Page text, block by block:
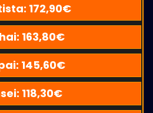
172,90€
163,80€
145,60€
118,30€